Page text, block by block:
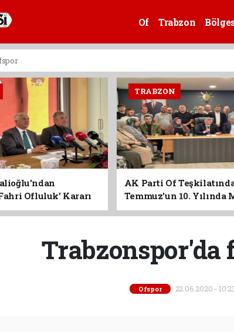
Of Trabzon
Ofluluk' Kararı
TRABZON
AK Parti Of
Temmuz'un 10. Yılında
Birlik Vurgusu
Trabzonspor'da
Ofspor 22.06.2020 -